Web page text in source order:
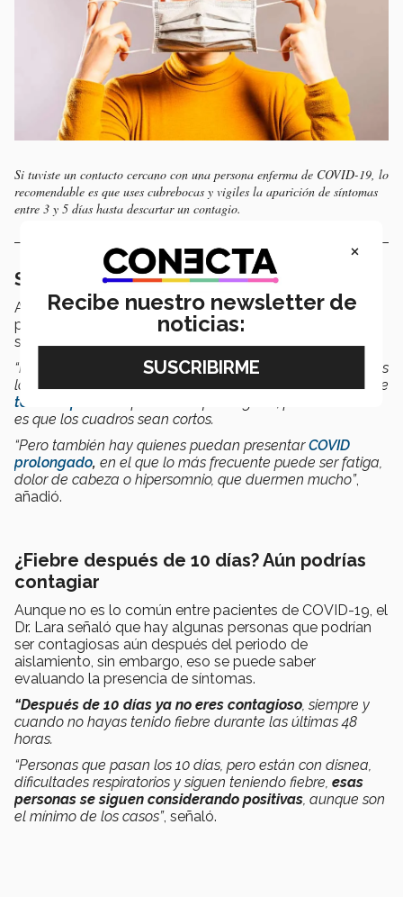
Si tuviste un contacto cercano con una persona enferma de COVID-19, lo
recomendable es que uses cubrebocas y vigiles la aparición de síntomas
entre 3 y 5 días hasta descartar un contagio.
Síntomas perduran entre 3 y 5 días
Actualmente, los síntomas que presenta la COVID-19
pueden durar entre 3 y 5 días después de su aparición,
señaló el especialista.
“Habitualmente el cuadro dura de tres a cinco días, eso es
lo más frecuente; algunos pacientes pueden tener algo de
tos o disfonía
es que los cuadros sean cortos.
“Pero también hay quienes puedan presentar COVID
prolongado, en el que lo más frecuente puede ser fatiga,
dolor de cabeza o hipersomnio, que duermen mucho”,
añadió.
¿Fiebre después de 10 días? Aún podrías
contagiar
Aunque no es lo común entre pacientes de COVID-19, el
Dr. Lara señaló que hay algunas personas que podrían
ser contagiosas aún después del periodo de
aislamiento, sin embargo, eso se puede saber
evaluando la presencia de síntomas.
“Después de 10 días ya no eres contagioso , siempre y
cuando no hayas tenido fiebre durante las últimas 48
horas.
“Personas que pasan los 10 días, pero están con disnea,
dificultades respiratorios y siguen teniendo fiebre, esas
personas se siguen considerando positivas , aunque son
el mínimo de los casos”, señaló.
×
Recibe nuestro newsletter de
noticias: